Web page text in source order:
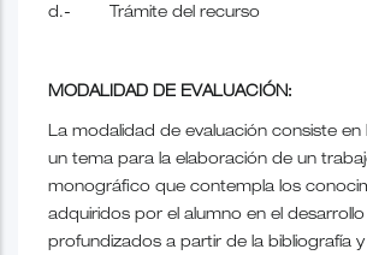
d.- Trámite del recurso
MODALIDAD DE EVALUACIÓN:
La modalidad de evaluación consiste en
un tema para la elaboración de un
monográfico que contempla los
adquiridos por el alumno en el
profundizados a partir de la bibliografía y